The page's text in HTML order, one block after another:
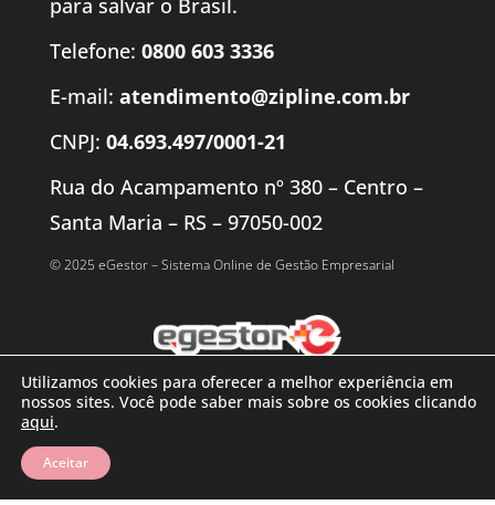
Telefone: 0800 603 3336
E-mail: atendimento@zipline.com.br
CNPJ: 04.693.497/0001-21
Rua do Acampamento nº 380 – Centro –
Santa Maria – RS – 97050-002
© 2025 eGestor – Sistema Online de Gestão Empresarial
Utilizamos cookies para oferecer a melhor experiência em
nossos sites. Você pode saber mais sobre os cookies clicando
aqui.
Aceitar